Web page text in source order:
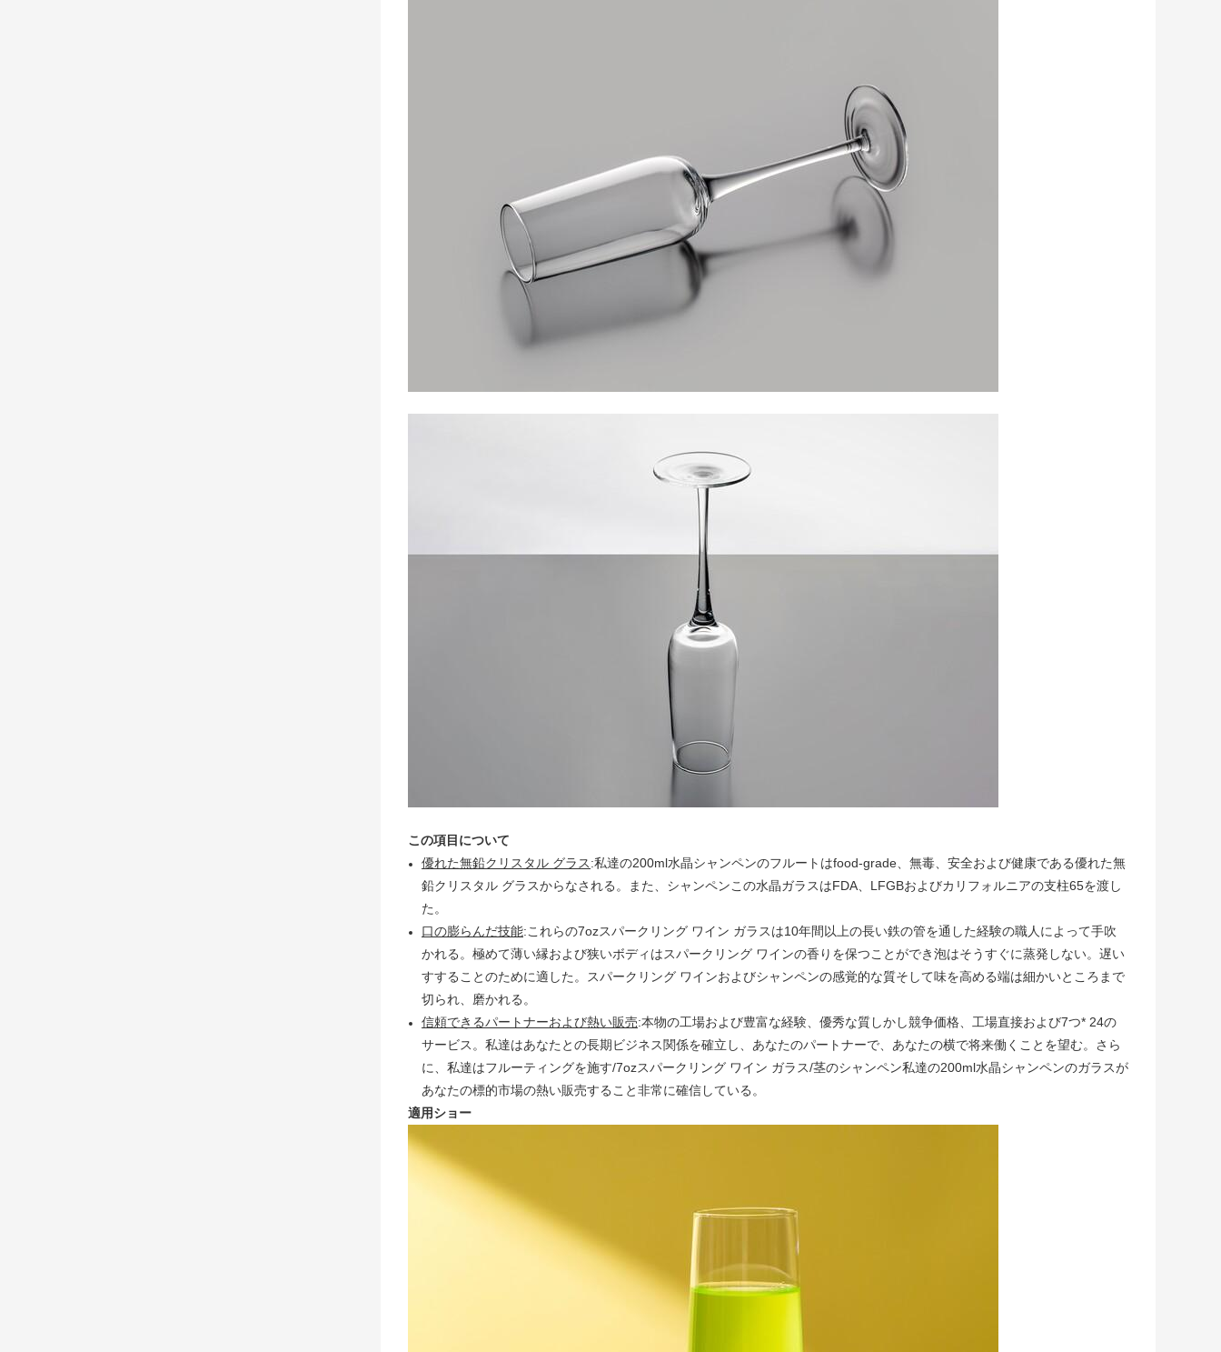
この項目について
優れた無鉛クリスタル グラス:私達の200ml水晶シャンペンのフルートはfood-grade、無毒、安全および健康である優れた無
鉛クリスタル グラスからなされる。また、シャンペンこの水晶ガラスはFDA、LFGBおよびカリフォルニアの支柱65を渡し
た。
口の膨らんだ技能:これらの7ozスパークリング ワイン ガラスは10年間以上の長い鉄の管を通した経験の職人によって手吹
かれる。極めて薄い縁および狭いボディはスパークリング ワインの香りを保つことができ泡はそうすぐに蒸発しない。遅い
すすることのために適した。スパークリング ワインおよびシャンペンの感覚的な質そして味を高める端は細かいところまで
切られ、磨かれる。
信頼できるパートナーおよび熱い販売:本物の工場および豊富な経験、優秀な質しかし競争価格、工場直接および7つ* 24の
サービス。私達はあなたとの長期ビジネス関係を確立し、あなたのパートナーで、あなたの横で将来働くことを望む。さら
に、私達はフルーティングを施す/7ozスパークリング ワイン ガラス/茎のシャンペン私達の200ml水晶シャンペンのガラスが
あなたの標的市場の熱い販売すること非常に確信している。
適用ショー